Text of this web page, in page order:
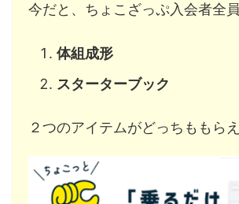
今だと、ちょこざっぷ入会者全
体組成形
スターターブック
２つのアイテムがどっちももら